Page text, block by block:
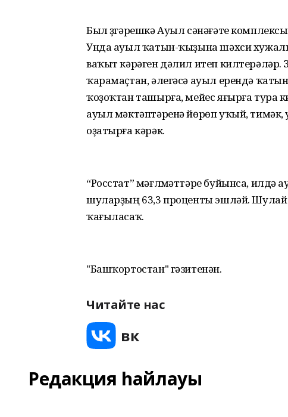
Был үҙгәрешкә Ауыл сәнәғәте
Унда ауыл ҡатын-ҡыҙына шәхси
ваҡыт кәрәген дәлил итеп
ҡарамаҫтан, әлегәсә ауыл ерендә
ҡоҙоҡтан ташырға, мейес яғырға тура
ауыл мәктәптәренә йөрөп уҡый, тимәк,
оҙатырға кәрәк.
“Росстат” мәғлүмәттәре буйынса, илдә
шуларҙың 63,3 проценты эшләй.
ҡағыласаҡ.
"Башҡортостан" гәзитенән.
Читайте нас
Редакция һайлауы